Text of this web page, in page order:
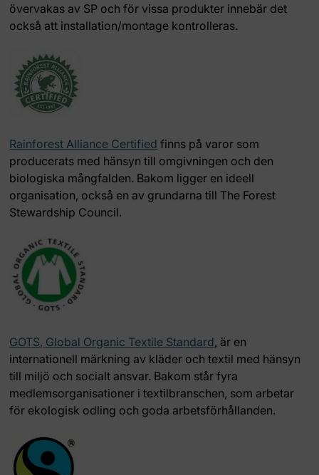
övervakas av SP och för vissa produkter innebär det
också att installation/montage kontrolleras.
Rainforest Alliance Certified finns på varor som
producerats med hänsyn till omgivningen och den
biologiska mångfalden. Bakom ligger en ideell
organisation, också en av grundarna till The Forest
Stewardship Council.
GOTS, Global Organic Textile Standard, är en
internationell märkning av kläder och textil med hänsyn
till miljö och socialt ansvar. Bakom står fyra
medlemsorganisationer i textilbranschen, som arbetar
för ekologisk odling och goda arbetsförhållanden.